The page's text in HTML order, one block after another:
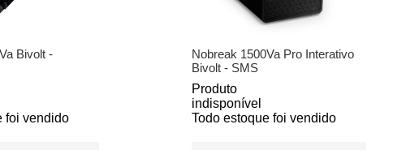
Bivolt -
foi vendido
Nobreak 1500Va Pro Interativo
Bivolt - SMS
Produto
indisponível
Todo estoque foi vendido